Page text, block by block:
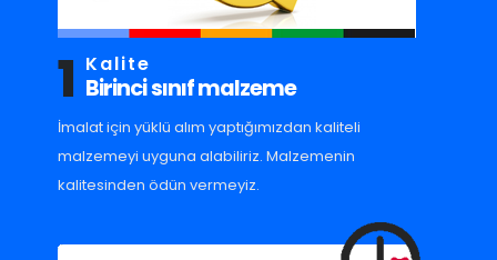
1 Kalite
Birinci sınıf malzeme
İmalat için yüklü alım yaptığımızdan kaliteli
malzemeyi uyguna alabiliriz. Malzemenin
kalitesinden ödün vermeyiz.